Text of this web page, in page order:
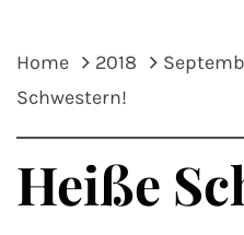
Home 2018
Schwestern!
Heiße